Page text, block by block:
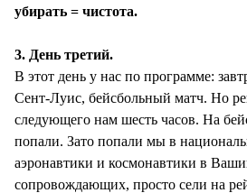
убирать = чистота.
3. День третий.
В этот день у нас по программе:
Сент-Луис, бейсбольный матч. Но
следующего нам шесть часов. На
попали. Зато попали мы в
аэронавтики и космонавтики в
сопровождающих, просто сели на